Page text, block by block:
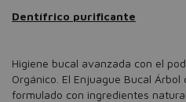
Dentífrico purificante
Higiene bucal avanzada con el
Orgánico. El Enjuague Bucal Árbol
formulado con ingredientes